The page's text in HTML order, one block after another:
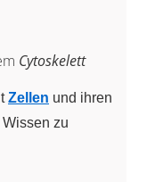
Cytoskelett
Zellen und ihren
zu